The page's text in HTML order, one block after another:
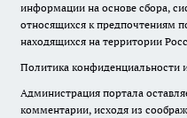
информации на основе сбора,
относящихся к предпочтениям
находящихся на территории
Политика конфиденциальности
Администрация портала
комментарии, исходя из